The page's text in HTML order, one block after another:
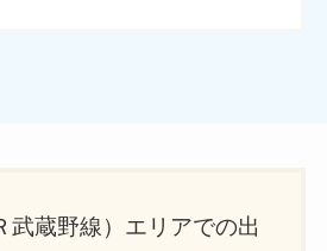
武蔵野線）エリアでの出